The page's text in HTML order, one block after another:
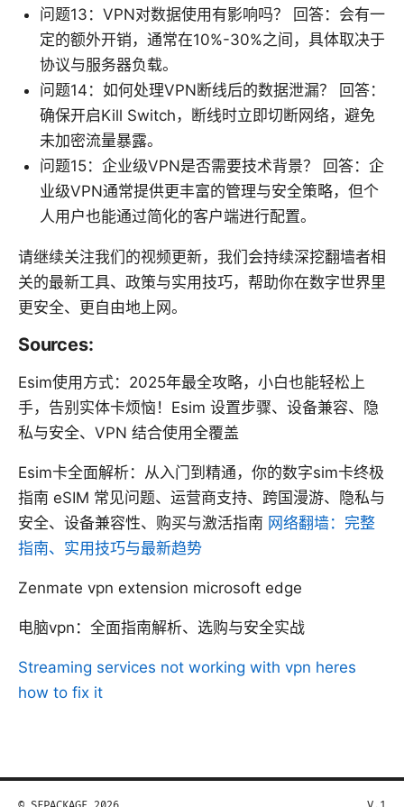
问题13：VPN对数据使用有影响吗？ 回答：会有一
定的额外开销，通常在10%-30%之间，具体取决于
协议与服务器负载。
问题14：如何处理VPN断线后的数据泄漏？ 回答：
确保开启Kill Switch，断线时立即切断网络，避免
未加密流量暴露。
问题15：企业级VPN是否需要技术背景？ 回答：企
业级VPN通常提供更丰富的管理与安全策略，但个
人用户也能通过简化的客户端进行配置。
请继续关注我们的视频更新，我们会持续深挖翻墙者相
关的最新工具、政策与实用技巧，帮助你在数字世界里
更安全、更自由地上网。
Sources:
Esim使用方式：2025年最全攻略，小白也能轻松上
手，告别实体卡烦恼！Esim 设置步骤、设备兼容、隐
私与安全、VPN 结合使用全覆盖
Esim卡全面解析：从入门到精通，你的数字sim卡终极
指南 eSIM 常见问题、运营商支持、跨国漫游、隐私与
安全、设备兼容性、购买与激活指南 网络翻墙：完整
指南、实用技巧与最新趋势
Zenmate vpn extension microsoft edge
电脑vpn：全面指南解析、选购与安全实战
Streaming services not working with vpn heres
how to fix it